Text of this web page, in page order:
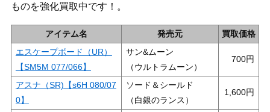
ものを強化買取中です！。
アイテム名 発売元
買取価格
エスケープボード（UR）
【SM5M 077/066】
サン&ムーン
（ウルトラムーン）
700
アスナ（SR)【s6H 080/07
0】
ソード＆シールド
（白銀のランス）
1,600